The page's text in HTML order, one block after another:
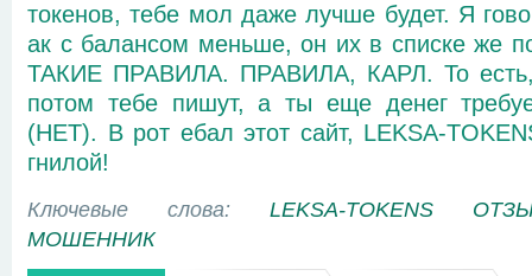
токенов, тебе мол даже лучше будет. Я
ак с балансом меньше, он их в списке же
ТАКИЕ ПРАВИЛА. ПРАВИЛА, КАРЛ. То
потом тебе пишут, а ты еще денег
(НЕТ). В рот ебал этот сайт, LEKSA-
гнилой!
Ключевые слова: LEKSA-TOKENS
МОШЕННИК